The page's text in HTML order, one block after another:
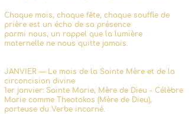
Chaque mois, chaque fête, chaque souffle de
prière est un écho de sa présence
parmi nous, un rappel que la lumière
maternelle ne nous quitte jamais.
JANVIER — Le mois de la Sainte Mère et de la
circoncision divine
1er janvier: Sainte Marie, Mère de Dieu - Célèbre
Marie comme Theotokos (Mère de Dieu),
porteuse du Verbe incarné.